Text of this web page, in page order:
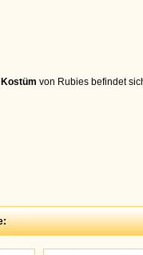
von Rubies befindet